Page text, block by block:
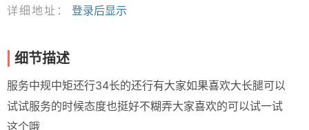
详细地址：
登录后显示
细节描述
服务中规中矩还行34长的还行有大家如果喜欢大长腿可以
试试服务的时候态度也挺好不糊弄大家喜欢的可以试一试
这个哦